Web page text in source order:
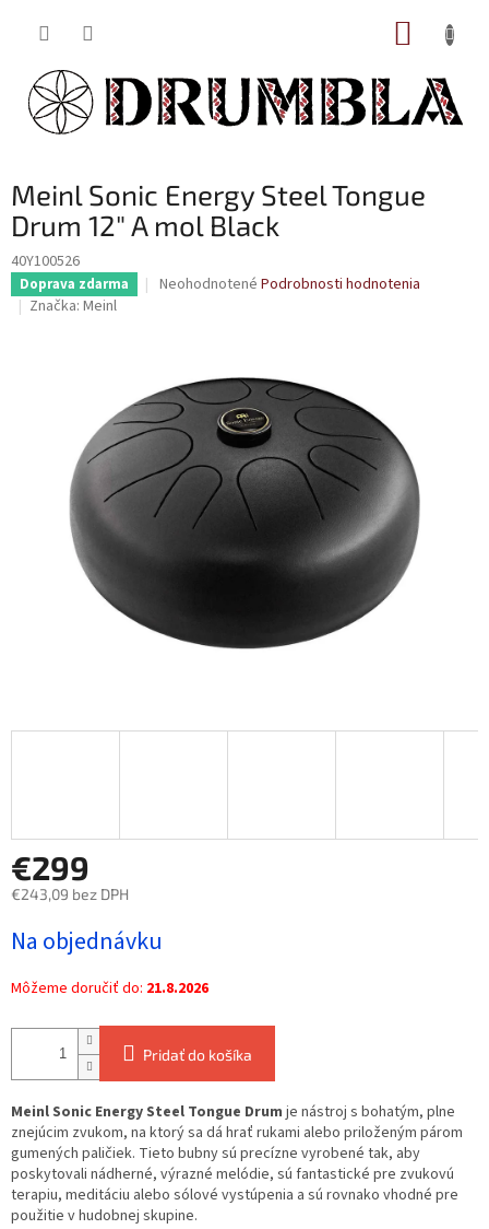
Meinl Sonic Energy Steel Tongue
Drum 12" A mol Black
40Y100526
Doprava zdarma
Priemerné
z
5
hviezdičiek.
Neohodnotené Podrobnosti hodnotenia
Značka: Meinl
€299
€243,09 bez DPH
cena:
Na objednávku
Môžeme doručiť do: 21.8.2026
Pridať do košíka
Meinl Sonic Energy Steel Tongue Drum je nástroj s bohatým, plne
znejúcim zvukom, na ktorý sa dá hrať rukami alebo priloženým párom
gumených paličiek. Tieto bubny sú precízne vyrobené tak, aby
poskytovali nádherné, výrazné melódie, sú fantastické pre zvukovú
terapiu, meditáciu alebo sólové vystúpenia a sú rovnako vhodné pre
použitie v hudobnej skupine.